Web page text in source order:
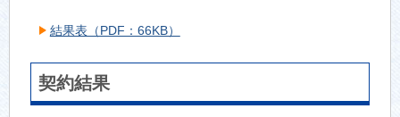
結果表（PDF：66KB）
契約結果